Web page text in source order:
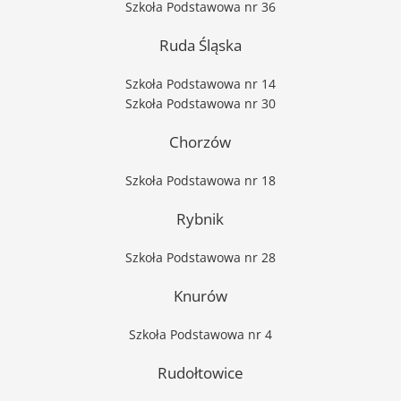
Szkoła Podstawowa nr 36
Ruda Śląska
Szkoła Podstawowa nr 14
Szkoła Podstawowa nr 30
Chorzów
Szkoła Podstawowa nr 18
Rybnik
Szkoła Podstawowa nr 28
Knurów
Szkoła Podstawowa nr 4
Rudołtowice